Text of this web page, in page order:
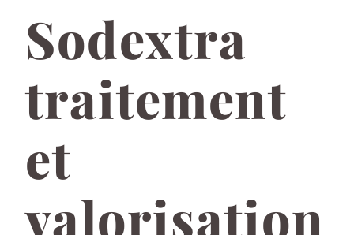
Sodextra
traitement
et
valorisation